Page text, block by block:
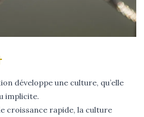
développe une culture, qu’elle
implicite.
croissance rapide, la culture